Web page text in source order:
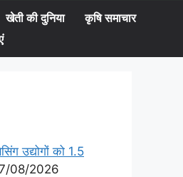
खेती की दुनिया
कृषि समाचार
उद्योगों को 1.5
08/2026